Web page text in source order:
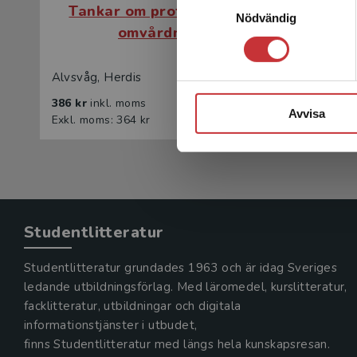
Nödvändig
Avvisa
Tankar om professionell
omvårdnad
Alvsvåg, Herdis
386 kr inkl. moms
Exkl. moms: 364 kr
Alvsvåg,
Exkl.
Studentlitteratur
Studentlitteratur grundades 1963 och är idag Sveriges
ledande utbildningsförlag. Med läromedel, kurslitteratur,
facklitteratur, utbildningar och digitala
informationstjänster i utbudet,
finns Studentlitteratur med längs hela kunskapsresan.